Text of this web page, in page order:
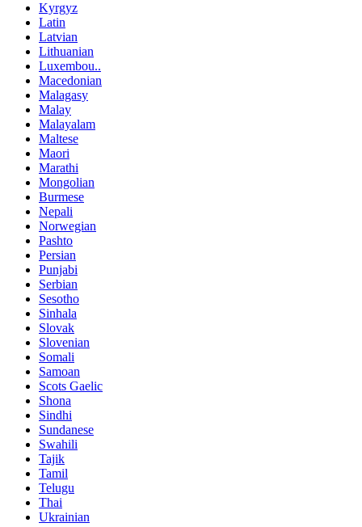
Kyrgyz
Latin
Latvian
Lithuanian
Luxembou..
Macedonian
Malagasy
Malay
Malayalam
Maltese
Maori
Marathi
Mongolian
Burmese
Nepali
Norwegian
Pashto
Persian
Punjabi
Serbian
Sesotho
Sinhala
Slovak
Slovenian
Somali
Samoan
Scots Gaelic
Shona
Sindhi
Sundanese
Swahili
Tajik
Tamil
Telugu
Thai
Ukrainian